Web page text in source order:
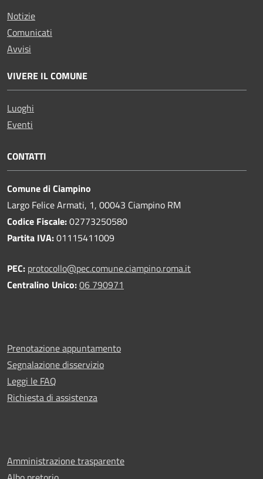
Notizie
Comunicati
Avvisi
VIVERE IL COMUNE
Luoghi
Eventi
CONTATTI
Comune di Ciampino
Largo Felice Armati, 1, 00043 Ciampino RM
Codice Fiscale:02773250580
Partita IVA:01115411009
PEC: protocollo@pec.comune.ciampino.roma.it
Centralino Unico:06 790971
Prenotazione appuntamento
Segnalazione disservizio
Leggi le FAQ
Richiesta di assistenza
Amministrazione trasparente